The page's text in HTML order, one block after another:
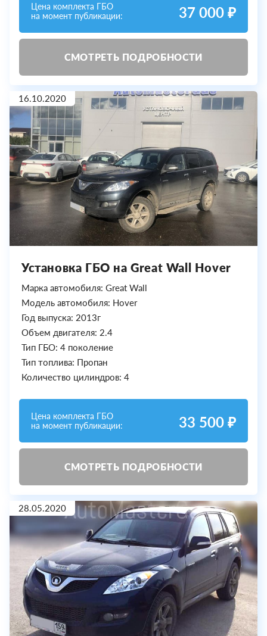
Цена комплекта ГБО
на момент публикации:
37 000 ₽
СМОТРЕТЬ ПОДРОБНОСТИ
16.10.2020
Установка ГБО на Great Wall Hover
Марка автомобиля: Great Wall
Модель автомобиля: Hover
Год выпуска: 2013г
Объем двигателя: 2.4
Тип ГБО: 4 поколение
Тип топлива: Пропан
Количество цилиндров: 4
Цена комплекта ГБО
на момент публикации:
33 500 ₽
СМОТРЕТЬ ПОДРОБНОСТИ
28.05.2020